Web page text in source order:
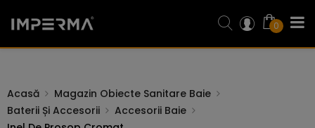
0
Acasă
Magazin Obiecte Sanitare Baie
Baterii Și Accesorii
Accesorii Baie